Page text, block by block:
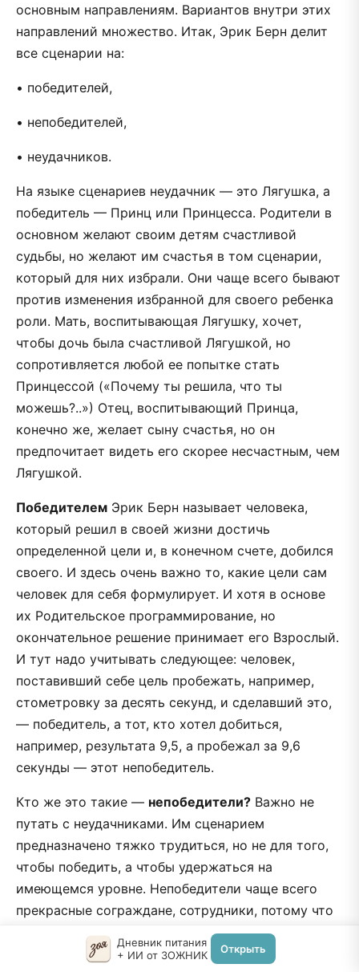
основным направлениям. Вариантов внутри этих
направлений множество. Итак, Эрик Берн делит
все сценарии на:
• победителей,
• непобедителей,
• неудачников.
На языке сценариев неудачник — это Лягушка, а
победитель — Принц или Принцесса. Родители в
основном желают своим детям счастливой
судьбы, но желают им счастья в том сценарии,
который для них избрали. Они чаще всего бывают
против изменения избранной для своего ребенка
роли. Мать, воспитывающая Лягушку, хочет,
чтобы дочь была счастливой Лягушкой, но
сопротивляется любой ее попытке стать
Принцессой («Почему ты решила, что ты
можешь?..») Отец, воспитывающий Принца,
конечно же, желает сыну счастья, но он
предпочитает видеть его скорее несчастным, чем
Лягушкой.
Победителем Эрик Берн называет человека,
который решил в своей жизни достичь
определенной цели и, в конечном счете, добился
своего. И здесь очень важно то, какие цели сам
человек для себя формулирует. И хотя в основе
их Родительское программирование, но
окончательное решение принимает его Взрослый.
И тут надо учитывать следующее: человек,
поставивший себе цель пробежать, например,
стометровку за десять секунд, и сделавший это,
— победитель, а тот, кто хотел добиться,
например, результата 9,5, а пробежал за 9,6
секунды — этот непобедитель.
Кто же это такие — непобедители? Важно не
путать с неудачниками. Им сценарием
предназначено тяжко трудиться, но не для того,
чтобы победить, а чтобы удержаться на
имеющемся уровне. Hепобедители чаще всего
прекрасные сограждане, сотрудники, потому что
всегда лояльны и благодарны судьбе, что бы она
им ни принесла. Проблем они никому не создают.
Дневник питания
+ ИИ от ЗОЖНИК
Открыть